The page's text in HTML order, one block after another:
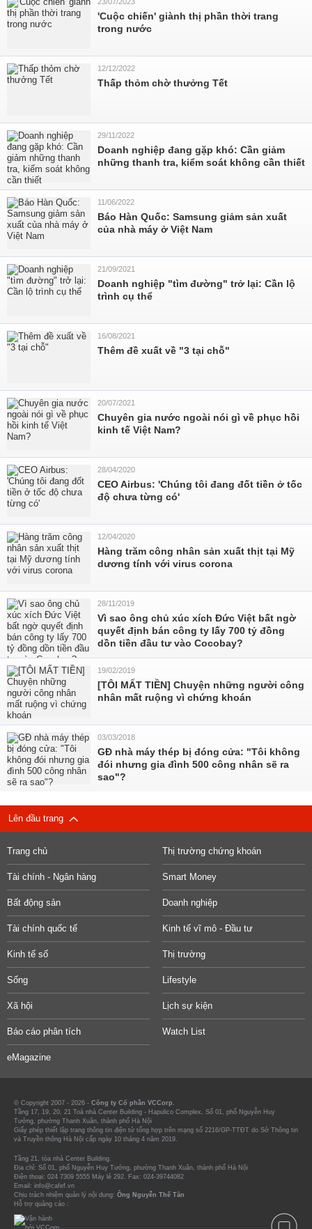
'Cuộc chiến' giành thị phần thời trang
trong nước
12/12/2022
Thấp thỏm chờ thưởng Tết
29/11/2022
Doanh nghiệp đang gặp khó: Cần giảm
những thanh tra, kiểm soát không cần thiết
11/06/2022
Báo Hàn Quốc: Samsung giảm sản xuất
của nhà máy ở Việt Nam
21/09/2021
Doanh nghiệp "tìm đường" trở lại: Cần lộ
trình cụ thể
16/08/2021
Thêm đề xuất về "3 tại chỗ"
20/07/2021
Chuyên gia nước ngoài nói gì về phục hồi
kinh tế Việt Nam?
28/04/2020
CEO Airbus: 'Chúng tôi đang đốt tiền ở tốc
độ chưa từng có'
12/04/2020
Hàng trăm công nhân sản xuất thịt tại Mỹ
dương tính với virus corona
28/11/2019
Vì sao ông chủ xúc xích Đức Việt bất ngờ
quyết định bán công ty lấy 700 tỷ đồng
dồn tiền đầu tư vào Cocobay?
19/02/2019
[TÔI MẤT TIỀN] Chuyện những người công
nhân mất ruộng vì chứng khoán
03/03/2018
GĐ nhà máy thép bị đóng cửa: "Tôi không
đói nhưng gia đình 500 công nhân sẽ ra
sao"?
Lên đầu trang
Trang chủ Thị trường chứng khoán
Tài chính - Ngân hàng Smart Money
Bất động sản Doanh nghiệp
Tài chính quốc tế Kinh tế vĩ mô - Đầu tư
Kinh tế số Thị trường
Sống Lifestyle
Xã hội Lịch sự kiện
Báo cáo phân tích Watch List
eMagazine
© Copyright 2007 - 2026 - Công ty Cổ phần VCCorp.
Tầng 17, 19, 20, 21 Toà nhà Center Building - Hapulico Complex, Số 01, phố Nguyễn Huy
Tưởng, phường Thanh Xuân, thành phố Hà Nội
Giấy phép thiết lập trang thông tin điện tử tổng hợp trên mạng số 2216/GP-TTĐT do Sở Thông tin
và Truyền thông Hà Nội cấp ngày 10 tháng 4 năm 2019.
Tầng 21, tòa nhà Center Building.
Địa chỉ: Số 01, phố Nguyễn Huy Tưởng, phường Thanh Xuân, thành phố Hà Nội
Điện thoại: 024 7309 5555 Máy lẻ 292. Fax: 024-39744082
Email: info@cafef.vn
Chịu trách nhiệm quản lý nội dung: Ông Nguyễn Thế Tân
Hỗ trợ quảng cáo :